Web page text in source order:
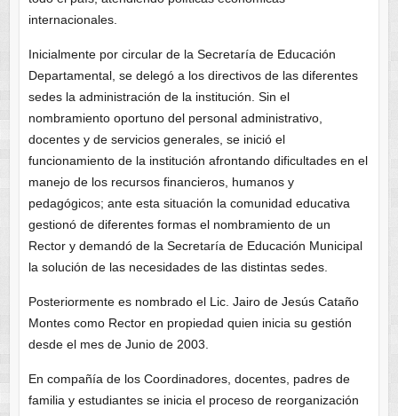
internacionales.
Inicialmente por circular de la Secretaría de Educación
Departamental, se delegó a los directivos de las diferentes
sedes la administración de la institución. Sin el
nombramiento oportuno del personal administrativo,
docentes y de servicios generales, se inició el
funcionamiento de la institución afrontando dificultades en el
manejo de los recursos financieros, humanos y
pedagógicos; ante esta situación la comunidad educativa
gestionó de diferentes formas el nombramiento de un
Rector y demandó de la Secretaría de Educación Municipal
la solución de las necesidades de las distintas sedes.
Posteriormente es nombrado el Lic. Jairo de Jesús Cataño
Montes como Rector en propiedad quien inicia su gestión
desde el mes de Junio de 2003.
En compañía de los Coordinadores, docentes, padres de
familia y estudiantes se inicia el proceso de reorganización